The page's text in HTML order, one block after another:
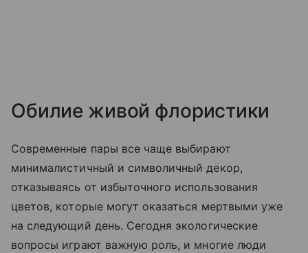
Обилие живой флористики
Современные пары все чаще выбирают
минималистичный и символичный декор,
отказываясь от избыточного использования
цветов, которые могут оказаться мертвыми уже
на следующий день. Сегодня экологические
вопросы играют важную роль, и многие люди